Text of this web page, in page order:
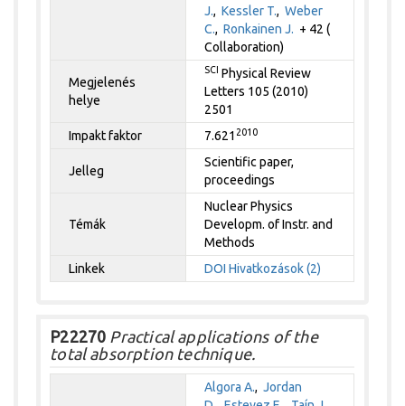
J.,Kessler T.,Weber
C.,Ronkainen J. + 42 (
Collaboration)
Megjelenés
helye
SCI Physical Review
Letters 105 (2010)
2501
Impakt faktor
7.621 2010
Jelleg
Scientific paper,
proceedings
Témák
Nuclear Physics
Developm. of Instr. and
Methods
Linkek
DOI Hivatkozások (2)
P22270 Practical applications of the
total absorption technique.
Algora A.,Jordan